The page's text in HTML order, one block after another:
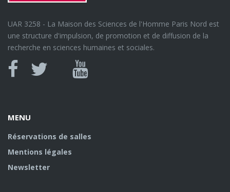
UAR 3258 - La Maison des Sciences de l'Homme Paris Nord est
une structure d'impulsion, de promotion et de diffusion de la
recherche en sciences humaines et sociales.
Canal
MENU
Réservations de salles
Mentions légales
Newsletter